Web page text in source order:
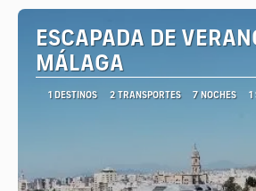
ESCAPADA DE
MÁLAGA
1 DESTINOS 2 TRANSPORTES 7 NOCHES 1